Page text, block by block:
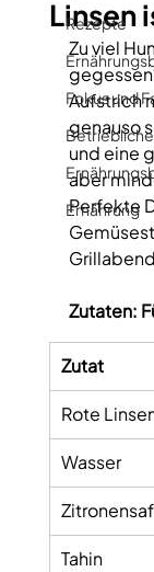
Rezepte
Fokus und
Ernährung
Linsen
Zu viel
Aufstrich
genauso
und eine
aber
Perfekte
Zutaten:
Zutat
Rote
Wasser
Tahin